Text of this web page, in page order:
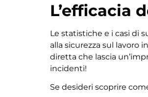
L’efficacia
Le statistiche e i casi di
alla sicurezza sul lavoro
diretta che lascia
incidenti!
Se desideri scoprire